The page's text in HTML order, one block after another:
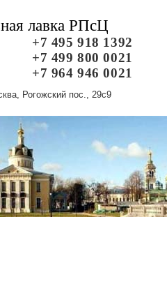
лавка РПсЦ
+7 495 918 1392
+7 499 800 0021
+7 964 946 0021
Рогожский пос., 29с9